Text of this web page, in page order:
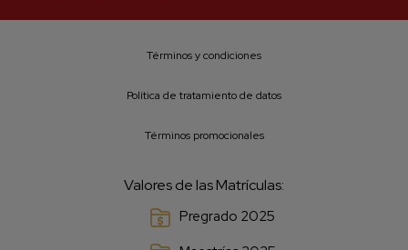
Términos y condiciones
Política de tratamiento de datos
Términos promocionales
Valores de las Matrículas:
Pregrado 2025